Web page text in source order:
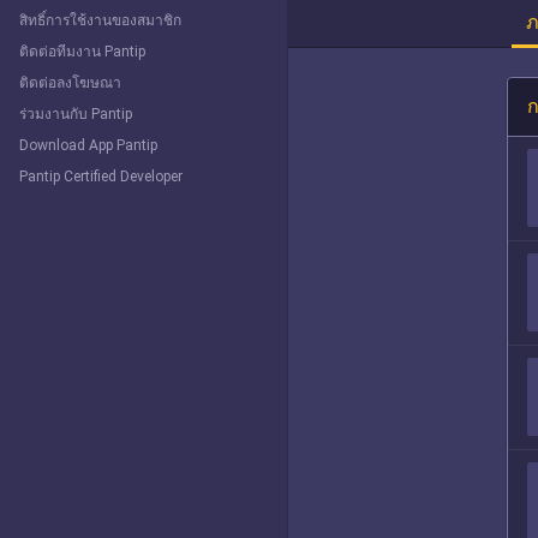
สิทธิ์การใช้งานของสมาชิก
ติดต่อทีมงาน Pantip
ติดต่อลงโฆษณา
ร่วมงานกับ Pantip
Download App Pantip
Pantip Certified Developer